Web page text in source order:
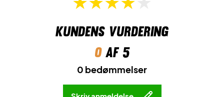
Kundens vurdering
0af 5
0 bedømmelser